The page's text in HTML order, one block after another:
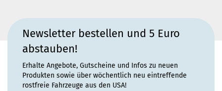
Newsletter bestellen und 5 Euro
abstauben!
Erhalte Angebote, Gutscheine und Infos zu neuen
Produkten sowie über wöchentlich neu eintreffende
rostfreie Fahrzeuge aus den USA!